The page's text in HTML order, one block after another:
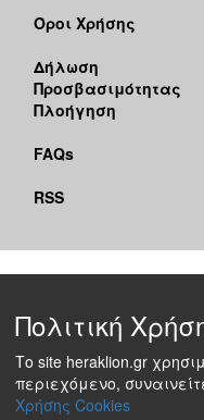
Όροι Χρήσης
Δήλωση
Προσβασιμότητας
Πλοήγηση
FAQs
RSS
Πολιτική
Το site heraklion.gr
περιεχόμενο,
Χρήσης Cookies